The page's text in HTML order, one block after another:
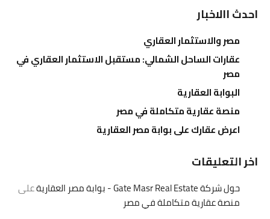
احدث االاخبار
مصر والاستثمار العقاري
عقارات الساحل الشمالي: مستقبل الاستثمار العقاري في
مصر
البوابة العقارية
منصة عقارية متكاملة في مصر
اعرض عقارك على بوابة مصر العقارية
اخر التعليقات
حول شركة Gate Masr Real Estate - بوابة مصر العقارية
على
منصة عقارية متكاملة في مصر